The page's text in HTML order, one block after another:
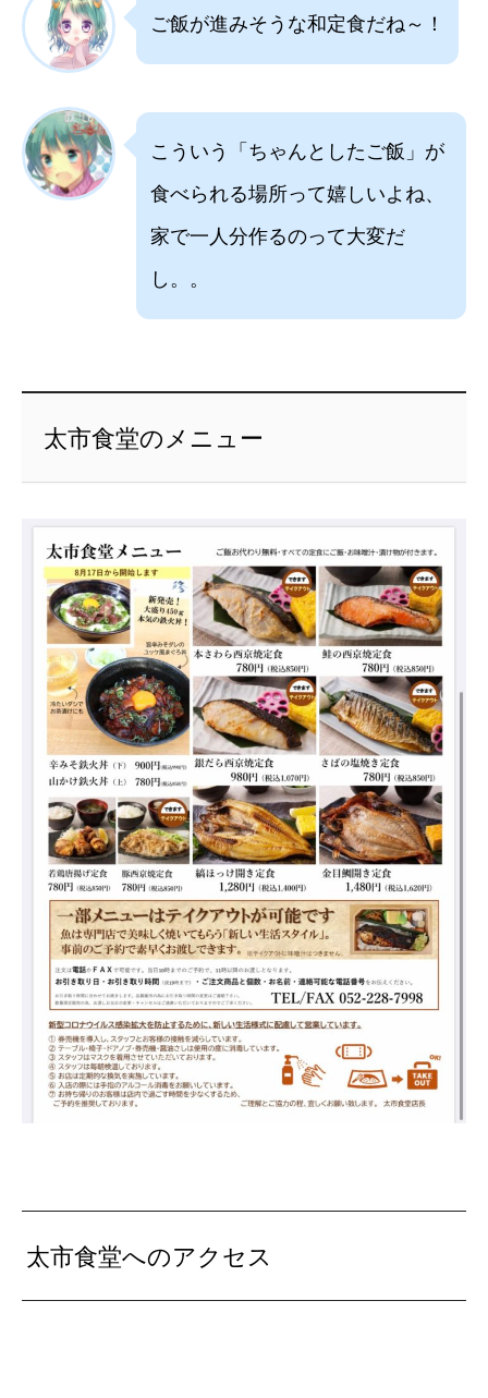
ご飯が進みそうな和定食だね～！
こういう「ちゃんとしたご飯」が
食べられる場所って嬉しいよね、
家で一人分作るのって大変だ
し。。
太市食堂のメニュー
太市食堂へのアクセス